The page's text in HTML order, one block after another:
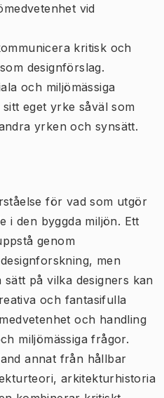
vid
kritisk och
designförslag.
och miljömässiga
eget yrke såväl som
yrken och synsätt.
för vad som utgör
i den byggda miljön. Ett
genom
men
på vilka designers kan
och fantasifulla
och handling
miljömässiga frågor.
annat från hållbar
arkitekturhistoria